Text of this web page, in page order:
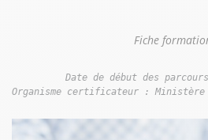
Fiche
Date de début des
Organisme certificateur : Ministère